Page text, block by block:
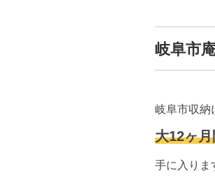
岐阜市
岐阜市収納
大12ヶ
手に入りま